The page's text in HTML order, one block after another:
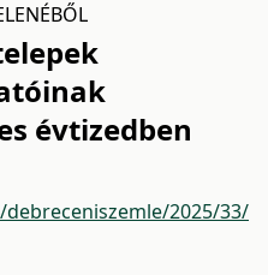
évtizedben
2025/33/